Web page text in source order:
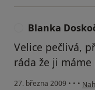
Blanka
Velice pečlivá,
ráda že ji máme
27. března 2009 • • •